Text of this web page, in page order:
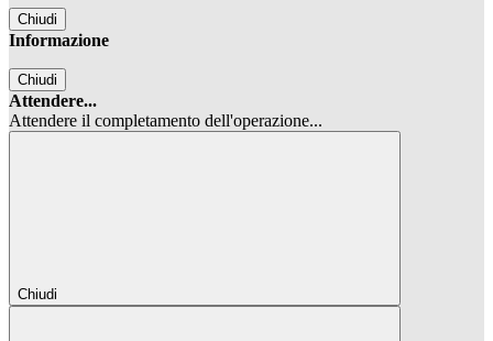
Chiudi
Informazione
Chiudi
Attendere...
Attendere il completamento dell'operazione...
Chiudi